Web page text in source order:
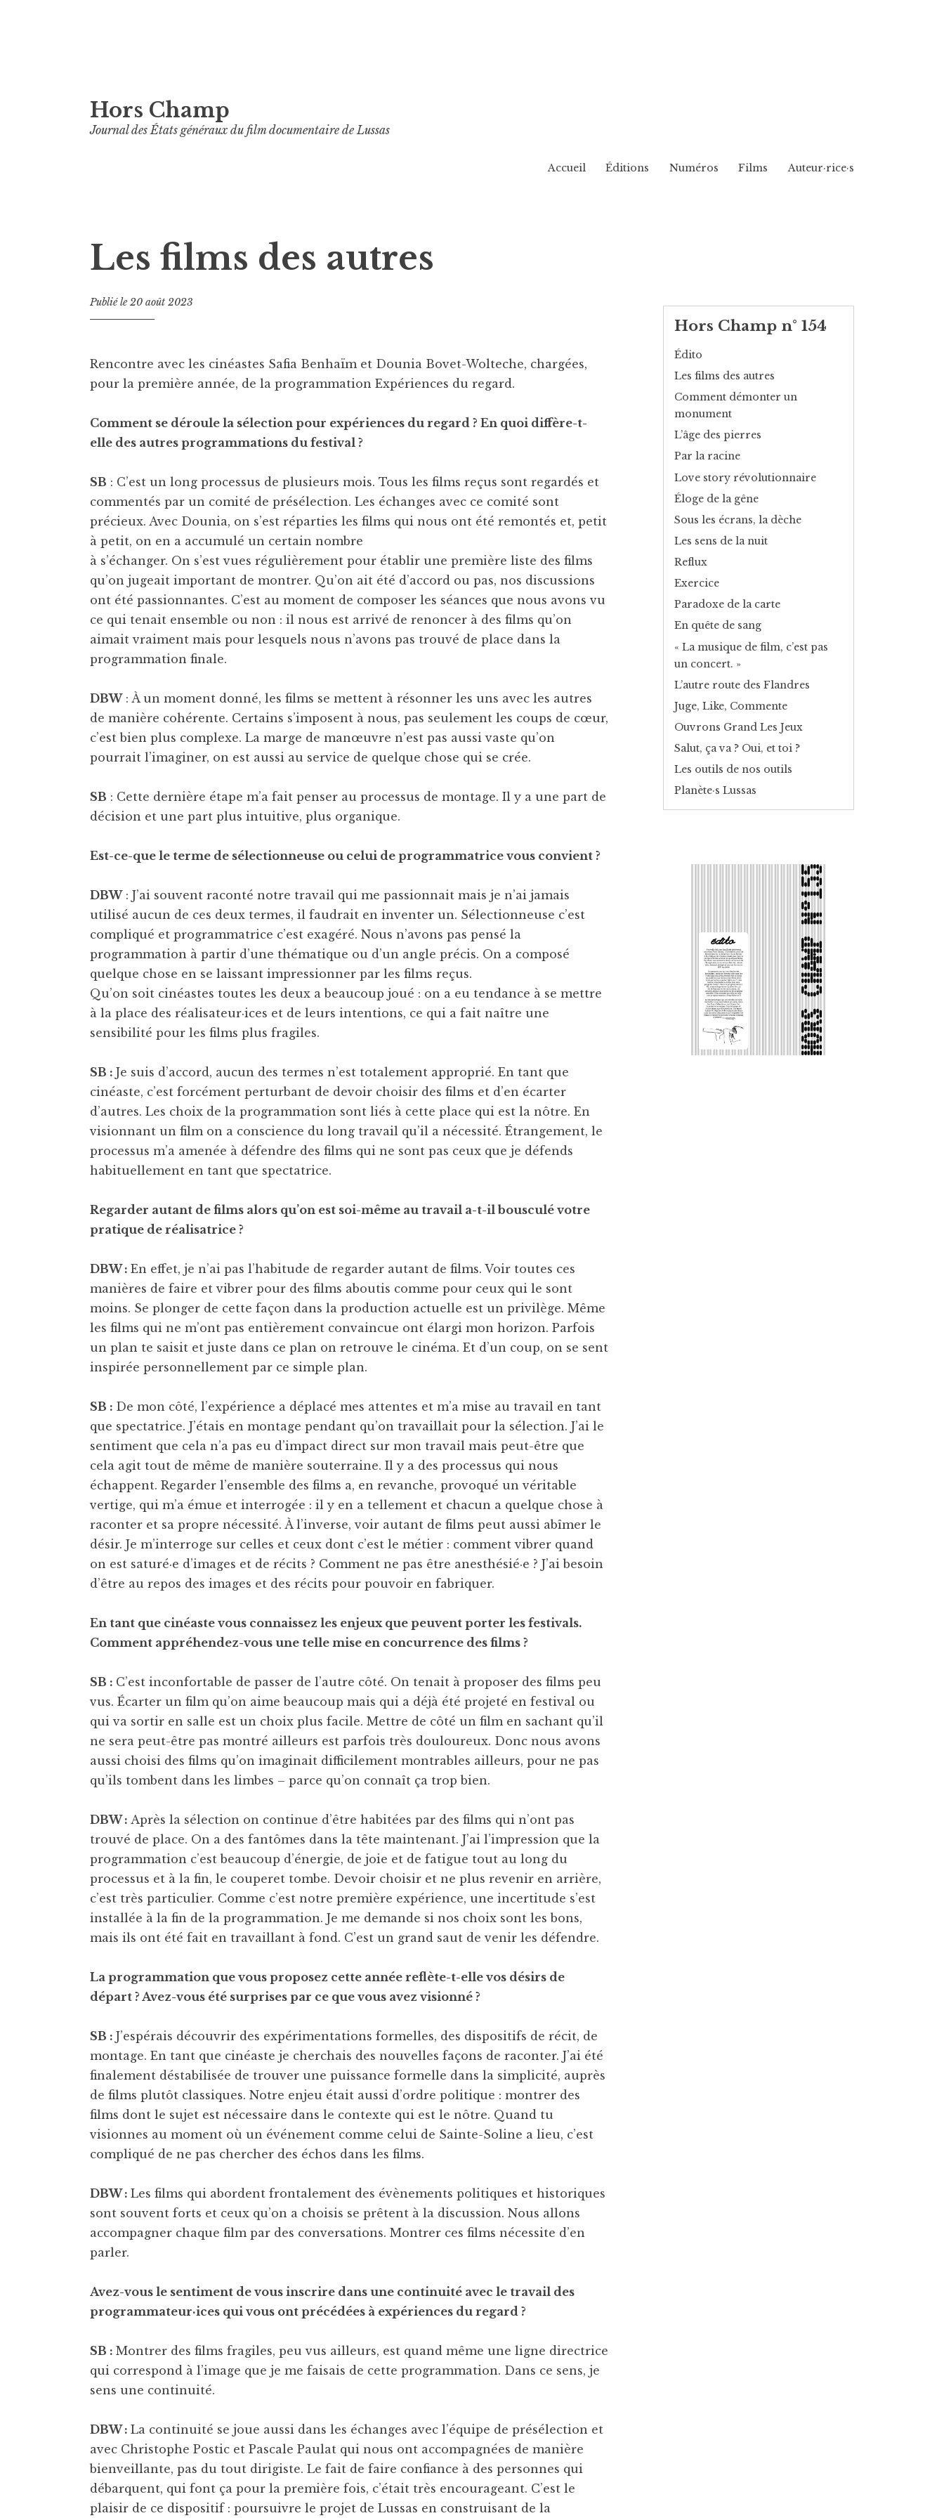
au
contenu
Hors Champ
Journal des États généraux du film documentaire de Lussas
Accueil Éditions Numéros Films Auteur·rice·s
Les films des autres
Publié le20 août 2023
Rencontre avec les cinéastes Safia Benhaïm et Dounia Bovet-Wolteche, chargées,
pour la première année, de la programmation Expériences du regard.
Comment se déroule la sélection pour expériences du regard ? En quoi diffère-t-
elle des autres programmations du festival ?
SB : C’est un long processus de plusieurs mois. Tous les films reçus sont regardés et
commentés par un comité de présélection. Les échanges avec ce comité sont
précieux. Avec Dounia, on s’est réparties les films qui nous ont été remontés et, petit
à petit, on en a accumulé un certain nombre
à s’échanger. On s’est vues régulièrement pour établir une première liste des films
qu’on jugeait important de montrer. Qu’on ait été d’accord ou pas, nos discussions
ont été passionnantes. C’est au moment de composer les séances que nous avons vu
ce qui tenait ensemble ou non : il nous est arrivé de renoncer à des films qu’on
aimait vraiment mais pour lesquels nous n’avons pas trouvé de place dans la
programmation finale.
DBW: À un moment donné, les films se mettent à résonner les uns avec les autres
de manière cohérente. Certains s’imposent à nous, pas seulement les coups de cœur,
c’est bien plus complexe. La marge de manœuvre n’est pas aussi vaste qu’on
pourrait l’imaginer, on est aussi au service de quelque chose qui se crée.
SB : Cette dernière étape m’a fait penser au processus de montage. Il y a une part de
décision et une part plus intuitive, plus organique.
Est-ce-que le terme de sélectionneuse ou celui de programmatrice vous convient ?
DBW: J’ai souvent raconté notre travail qui me passionnait mais je n’ai jamais
utilisé aucun de ces deux termes, il faudrait en inventer un. Sélectionneuse c’est
compliqué et programmatrice c’est exagéré. Nous n’avons pas pensé la
programmation à partir d’une thématique ou d’un angle précis. On a composé
quelque chose en se laissant impressionner par les films reçus.
Qu’on soit cinéastes toutes les deux a beaucoup joué : on a eu tendance à se mettre
à la place des réalisateur·ices et de leurs intentions, ce qui a fait naître une
sensibilité pour les films plus fragiles.
SB : Je suis d’accord, aucun des termes n’est totalement approprié. En tant que
cinéaste, c’est forcément perturbant de devoir choisir des films et d’en écarter
d’autres. Les choix de la programmation sont liés à cette place qui est la nôtre. En
visionnant un film on a conscience du long travail qu’il a nécessité. Étrangement, le
processus m’a amenée à défendre des films qui ne sont pas ceux que je défends
habituellement en tant que spectatrice.
Regarder autant de films alors qu’on est soi-même au travail a-t-il bousculé votre
pratique de réalisatrice ?
DBW : En effet, je n’ai pas l’habitude de regarder autant de films. Voir toutes ces
manières de faire et vibrer pour des films aboutis comme pour ceux qui le sont
moins. Se plonger de cette façon dans la production actuelle est un privilège. Même
les films qui ne m’ont pas entièrement convaincue ont élargi mon horizon. Parfois
un plan te saisit et juste dans ce plan on retrouve le cinéma. Et d’un coup, on se sent
inspirée personnellement par ce simple plan.
SB : De mon côté, l’expérience a déplacé mes attentes et m’a mise au travail en tant
que spectatrice. J’étais en montage pendant qu’on travaillait pour la sélection. J’ai le
sentiment que cela n’a pas eu d’impact direct sur mon travail mais peut-être que
cela agit tout de même de manière souterraine. Il y a des processus qui nous
échappent. Regarder l’ensemble des films a, en revanche, provoqué un véritable
vertige, qui m’a émue et interrogée : il y en a tellement et chacun a quelque chose à
raconter et sa propre nécessité. À l’inverse, voir autant de films peut aussi abîmer le
désir. Je m’interroge sur celles et ceux dont c’est le métier : comment vibrer quand
on est saturé·e d’images et de récits ? Comment ne pas être anesthésié·e ? J’ai besoin
d’être au repos des images et des récits pour pouvoir en fabriquer.
En tant que cinéaste vous connaissez les enjeux que peuvent porter les festivals.
Comment appréhendez-vous une telle mise en concurrence des films ?
SB : C’est inconfortable de passer de l’autre côté. On tenait à proposer des films peu
vus. Écarter un film qu’on aime beaucoup mais qui a déjà été projeté en festival ou
qui va sortir en salle est un choix plus facile. Mettre de côté un film en sachant qu’il
ne sera peut-être pas montré ailleurs est parfois très douloureux. Donc nous avons
aussi choisi des films qu’on imaginait difficilement montrables ailleurs, pour ne pas
qu’ils tombent dans les limbes – parce qu’on connaît ça trop bien.
DBW : Après la sélection on continue d’être habitées par des films qui n’ont pas
trouvé de place. On a des fantômes dans la tête maintenant. J’ai l’impression que la
programmation c’est beaucoup d’énergie, de joie et de fatigue tout au long du
processus et à la fin, le couperet tombe. Devoir choisir et ne plus revenir en arrière,
c’est très particulier. Comme c’est notre première expérience, une incertitude s’est
installée à la fin de la programmation. Je me demande si nos choix sont les bons,
mais ils ont été fait en travaillant à fond. C’est un grand saut de venir les défendre.
La programmation que vous proposez cette année reflète-t-elle vos désirs de
départ ? Avez-vous été surprises par ce que vous avez visionné ?
SB : J’espérais découvrir des expérimentations formelles, des dispositifs de récit, de
montage. En tant que cinéaste je cherchais des nouvelles façons de raconter. J’ai été
finalement déstabilisée de trouver une puissance formelle dans la simplicité, auprès
de films plutôt classiques. Notre enjeu était aussi d’ordre politique : montrer des
films dont le sujet est nécessaire dans le contexte qui est le nôtre. Quand tu
visionnes au moment où un événement comme celui de Sainte-Soline a lieu, c’est
compliqué de ne pas chercher des échos dans les films.
DBW : Les films qui abordent frontalement des évènements politiques et historiques
sont souvent forts et ceux qu’on a choisis se prêtent à la discussion. Nous allons
accompagner chaque film par des conversations. Montrer ces films nécessite d’en
parler.
Avez-vous le sentiment de vous inscrire dans une continuité avec le travail des
programmateur·ices qui vous ont précédées à expériences du regard ?
SB : Montrer des films fragiles, peu vus ailleurs, est quand même une ligne directrice
qui correspond à l’image que je me faisais de cette programmation. Dans ce sens, je
sens une continuité.
DBW : La continuité se joue aussi dans les échanges avec l’équipe de présélection et
avec Christophe Postic et Pascale Paulat qui nous ont accompagnées de manière
bienveillante, pas du tout dirigiste. Le fait de faire confiance à des personnes qui
débarquent, qui font ça pour la première fois, c’était très encourageant. C’est le
plaisir de ce dispositif : poursuivre le projet de Lussas en construisant de la
Hors Champ n° 154
Édito
Les films des autres
Comment démonter un
monument
L’âge des pierres
Par la racine
Love story révolutionnaire
Éloge de la gêne
Sous les écrans, la dèche
Les sens de la nuit
Reflux
Exercice
Paradoxe de la carte
En quête de sang
« La musique de film, c’est pas
un concert. »
L’autre route des Flandres
Juge, Like, Commente
Ouvrons Grand Les Jeux
Salut, ça va ? Oui, et toi ?
Les outils de nos outils
Planète·s Lussas